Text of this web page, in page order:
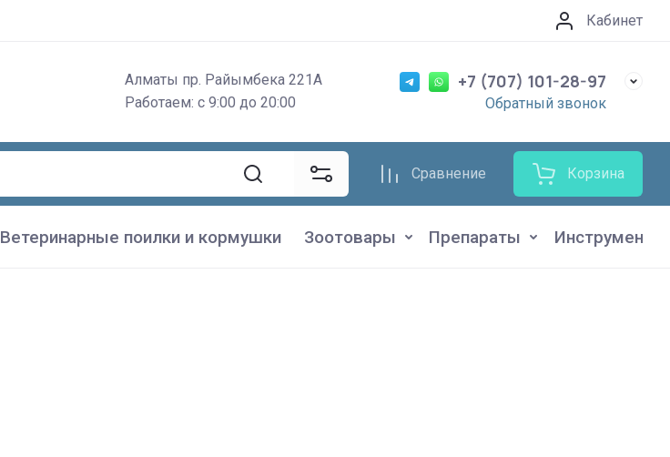
Кабинет
Алматы пр. Райымбека 221А
Работаем: с 9:00 до 20:00
+7 (707) 101-28-97
Обратный звонок
Сравнение Корзина
Ветеринарные поилки и кормушки Зоотовары Препараты